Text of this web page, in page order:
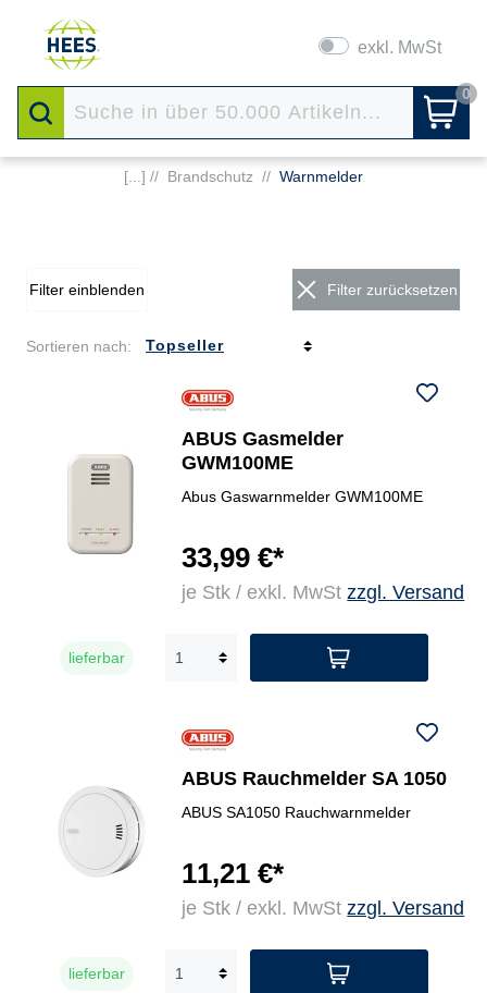
exkl. MwSt
0
[...] // Brandschutz // Warnmelder
Filter einblenden Filter zurücksetzen
Sortieren nach:
ABUS Gasmelder
GWM100ME
Abus Gaswarnmelder GWM100ME
33,99 €*
je Stk / exkl. MwStzzgl. Versand
lieferbar
ABUS Rauchmelder SA 1050
ABUS SA1050 Rauchwarnmelder
11,21 €*
je Stk / exkl. MwStzzgl. Versand
lieferbar